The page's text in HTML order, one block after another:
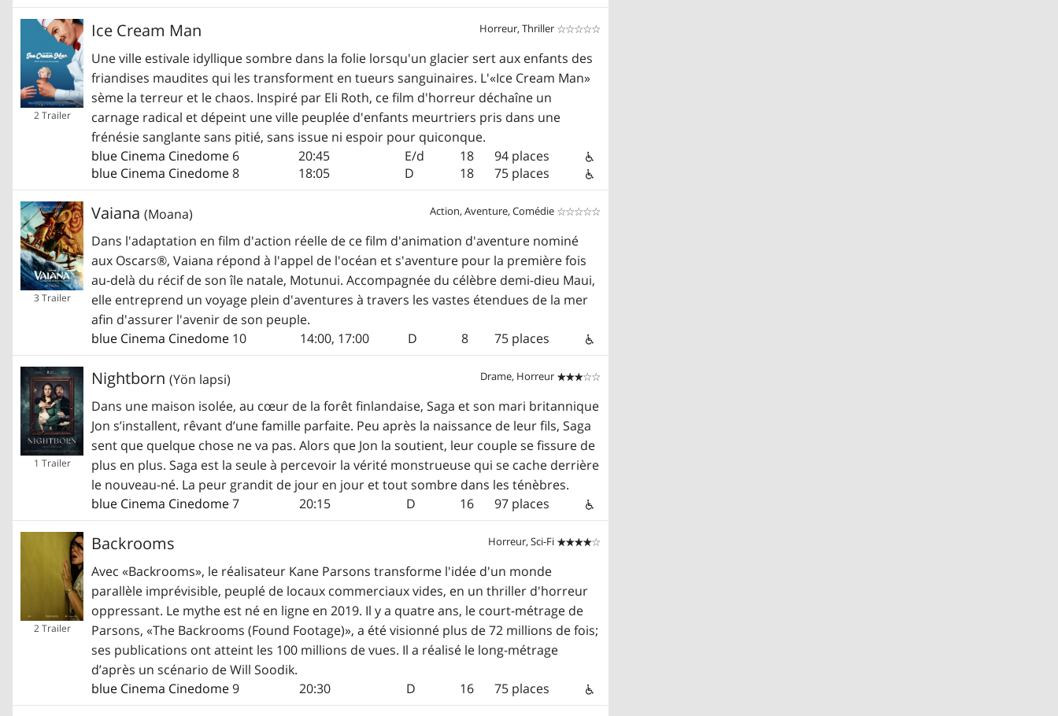
Horreur, Thriller 

2 Trailer
Ice Cream Man
Une ville estivale idyllique sombre dans la folie lorsqu'un glacier sert aux enfants des
friandises maudites qui les transforment en tueurs sanguinaires. L'«Ice Cream Man»
sème la terreur et le chaos. Inspiré par Eli Roth, ce film d'horreur déchaîne un
carnage radical et dépeint une ville peuplée d'enfants meurtriers pris dans une
frénésie sanglante sans pitié, sans issue ni espoir pour quiconque.
blue Cinema Cinedome 6 20:45 E/d 18
94 places
blue Cinema Cinedome8 18:05 D 18 75 places
Action, Aventure, Comédie 

3 Trailer
Vaiana (Moana)
Dans l'adaptation en film d'action réelle de ce film d'animation d'aventure nominé
aux Oscars®, Vaiana répond à l'appel de l'océan et s'aventure pour la première fois
au-delà du récif de son île natale, Motunui. Accompagnée du célèbre demi-dieu Maui,
elle entreprend un voyage plein d'aventures à travers les vastes étendues de la mer
afin d'assurer l'avenir de son peuple.
blue Cinema Cinedome 10 14:00, 17:00 D 8 75 places
Drame, Horreur 

1 Trailer
Nightborn (Yön lapsi)
Dans une maison isolée, au cœur de la forêt finlandaise, Saga et son mari britannique
Jon s’installent, rêvant d’une famille parfaite. Peu après la naissance de leur fils, Saga
sent que quelque chose ne va pas. Alors que Jon la soutient, leur couple se fissure de
plus en plus. Saga est la seule à percevoir la vérité monstrueuse qui se cache derrière
le nouveau-né. La peur grandit de jour en jour et tout sombre dans les ténèbres.
blue Cinema Cinedome7 20:15 D 16 97 places
Horreur, Sci-Fi 

2 Trailer
Backrooms
Avec «Backrooms», le réalisateur Kane Parsons transforme l'idée d'un monde
parallèle imprévisible, peuplé de locaux commerciaux vides, en un thriller d'horreur
oppressant. Le mythe est né en ligne en 2019. Il y a quatre ans, le court-métrage de
Parsons, «The Backrooms (Found Footage)», a été visionné plus de 72 millions de fois;
ses publications ont atteint les 100 millions de vues. Il a réalisé le long-métrage
d’après un scénario de Will Soodik.
blue Cinema Cinedome9 20:30 D 16 75 places